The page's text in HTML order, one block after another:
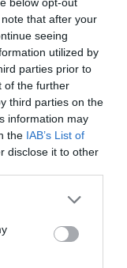
that after your
seeing
utilized by
parties prior to
of the further
third parties on the
information may
the IAB’s List of
disclose it to other
!
à son